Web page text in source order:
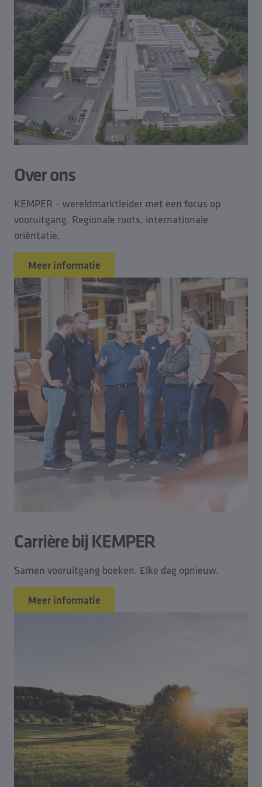
Over ons
KEMPER – wereldmarktleider met een focus op
vooruitgang. Regionale roots, internationale
oriëntatie.
Meer informatie
Carrière bij KEMPER
Samen vooruitgang boeken. Elke dag opnieuw.
Meer informatie